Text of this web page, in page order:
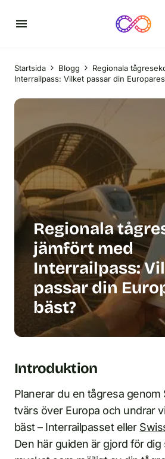
Startsida Blogg
Regionala
Interrailpass: Vilket passar din
Regionala
jämfört med
Interrailpass:
passar din
bäst?
Introduktion
Planerar du en tågresa genom
tvärs över Europa och undrar
bäst – Interrailpasset eller
Den här guiden är gjord för dig